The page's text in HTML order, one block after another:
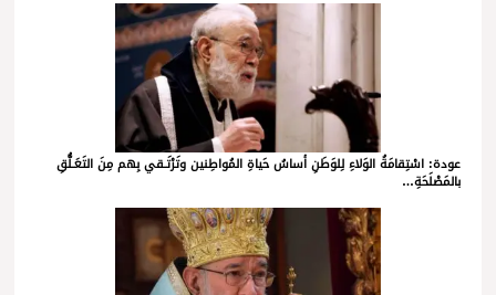
عودة: اسْتِقامَةُ الوَلاءِ لِلوَطَنِ أساسُ حَياةِ المُواطِنين وتَرْتَـقي بِهم مِنَ التَعَـلُّقِ
بالمَصْلَحَةِ…